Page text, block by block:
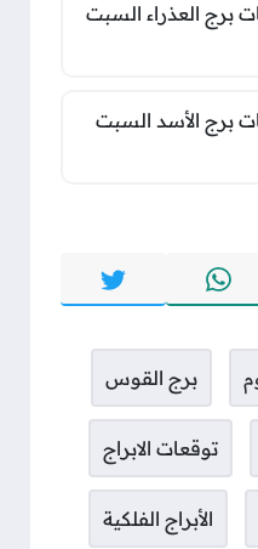
برج العذراء السبت
برج الأسد السبت
برج القوس
توقعات الابراج
الأبراج الفلكية